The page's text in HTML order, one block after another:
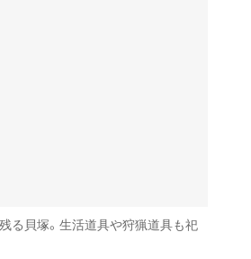
る貝塚。生活道具や狩猟道具も祀